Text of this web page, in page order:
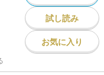
試し読み
お気に入り